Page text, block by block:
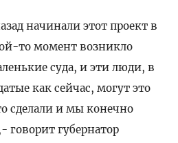
начинали этот проект в
то момент возникло
суда, и эти люди, в
как сейчас, могут это
сделали и мы конечно
говорит губернатор